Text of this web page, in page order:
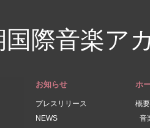
国際音楽ア
お知らせ
プレスリリース
NEWS
ホ
概
音